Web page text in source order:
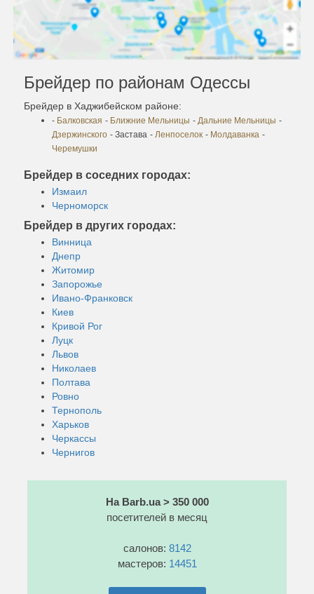
Брейдер по районам Одессы
Брейдер в Хаджибейском районе:
- Балковская - Ближние Мельницы - Дальние Мельницы -
Дзержинского - Застава - Ленпоселок - Молдаванка -
Черемушки
Брейдер в соседних городах:
Измаил
Черноморск
Брейдер в других городах:
Винница
Днепр
Житомир
Запорожье
Ивано-Франковск
Киев
Кривой Рог
Луцк
Львов
Николаев
Полтава
Ровно
Тернополь
Харьков
Черкассы
Чернигов
На Barb.ua > 350 000
посетителей в месяц
салонов: 8142
мастеров: 14451